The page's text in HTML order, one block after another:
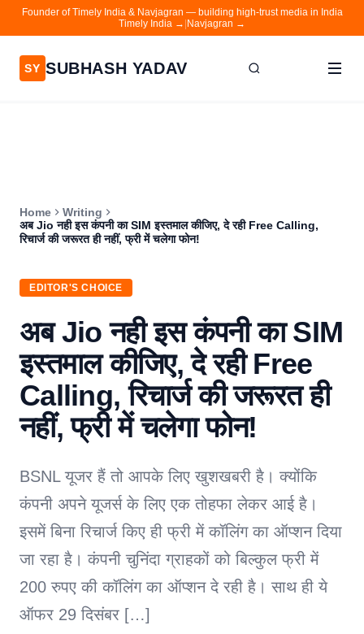
Founder of Timely India & Navjagran — building high-trust media in India
Timely India → Navjagran →
SY SUBHASH YADAV
Contact
Navjagran
Home
Writing
अब Jio नही इस कंपनी का SIM इस्तमाल कीजिए, दे रही Free Calling,
रिचार्ज की जरूरत ही नहीं, फ्री में चलेगा फोन!
EDITOR'S CHOICE
अब Jio नही इस कंपनी का SIM
इस्तमाल कीजिए, दे रही Free
Calling, रिचार्ज की जरूरत ही
नहीं, फ्री में चलेगा फोन!
BSNL यूजर हैं तो आपके लिए खुशखबरी है। क्योंकि
कंपनी अपने यूजर्स के लिए एक तोहफा लेकर आई है।
इसमें बिना रिचार्ज किए ही फ्री में कॉलिंग का ऑप्शन दिया
जा रहा है। कंपनी चुनिंदा ग्राहकों को बिल्कुल फ्री में
200 रुपए की कॉलिंग का ऑप्शन दे रही है। साथ ही ये
ऑफर 29 दिसंबर […]